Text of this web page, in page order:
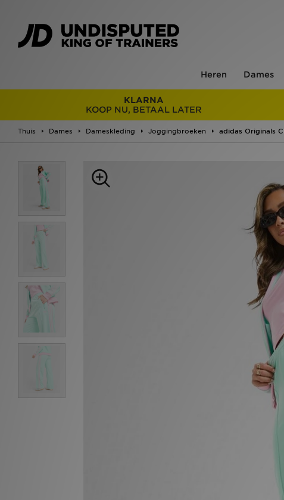
Heren Dames
KLARNA
KOOP NU, BETAAL LATER
Thuis Dames Dameskleding Joggingbroeken adidas Originals